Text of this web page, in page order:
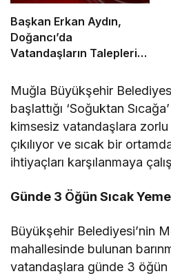
Başkan Erkan Aydın,
Doğancı’da
Vatandaşların Taleplerini
Muğla Büyükşehir
başlattığı ‘Soğuktan
kimsesiz vatandaşlara zorlu
çıkılıyor ve sıcak bir
ihtiyaçları karşılanmaya
Günde 3 Öğün Sıcak
Büyükşehir Belediyesi’nin
mahallesinde bulunan
vatandaşlara günde 3 öğün